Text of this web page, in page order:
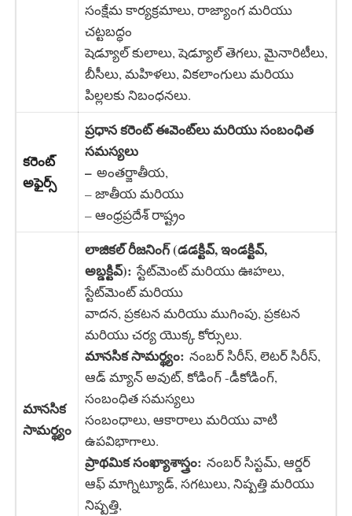
సంక్షేమ కార్యక్రమాలు, రాజ్యాంగ మరియు
చట్టబద్ధం
షెడ్యూల్ కులాలు, షెడ్యూల్ తెగలు, మైనారిటీలు,
బీసీలు, మహిళలు, వికలాంగులు మరియు
పిల్లలకు నిబంధనలు.
కరెంట్
అఫైర్స్
ప్రధాన కరెంట్ ఈవెంట్‌లు మరియు సంబంధిత
సమస్యలు
– అంతర్జాతీయ,
– జాతీయ మరియు
– ఆంధ్రప్రదేశ్ రాష్ట్రం
మానసిక
సామర్థ్యం
లాజికల్ రీజనింగ్ (డడక్టివ్, ఇండక్టివ్,
అబ్డక్టివ్):స్టేట్‌మెంట్ మరియు ఊహలు,
స్టేట్‌మెంట్ మరియు
వాదన, ప్రకటన మరియు ముగింపు, ప్రకటన
మరియు చర్య యొక్క కోర్సులు.
మానసిక సామర్థ్యం: నంబర్ సిరీస్, లెటర్ సిరీస్,
ఆడ్ మ్యాన్ అవుట్, కోడింగ్ -డీకోడింగ్,
సంబంధిత సమస్యలు
సంబంధాలు, ఆకారాలు మరియు వాటి
ఉపవిభాగాలు.
ప్రాథమిక సంఖ్యాశాస్త్రం: నంబర్ సిస్టమ్, ఆర్డర్
ఆఫ్ మాగ్నిట్యూడ్, సగటులు, నిష్పత్తి మరియు
నిష్పత్తి,